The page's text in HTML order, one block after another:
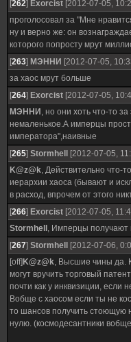
[262] Exorcist [2012-07-05,
проголосовал за "Мне
ну и верно же: он
которого попросту мрут
[263] МЭННИ [2012-07-05,
за хаос мрут больше
[264] Exorcist [2012-07-05,
МЭННИ , но они хоть что-то
немаленькое.А имперцы
императора",наивные
[265] Stormhell
[2012-07-05,
K@z@k, Действительно что-
иерархии хаоса (бывают и
в расход, впрочем от этого
[266] Exorcist [2012-07-05,
Stormhell , Имперцы получают
[267] Stormhell
[2012-07-06,
[off] K@z@k, Высшие чины да.
могут вручить торговый
почти как у инквизиции, если
Вобще с хаосом если ты не
то шансов получить стоющую
нулю. (космодесантники